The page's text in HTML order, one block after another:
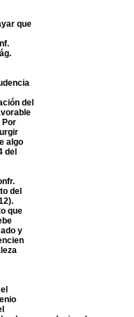
que
del
Por
algo
del
del
que
y